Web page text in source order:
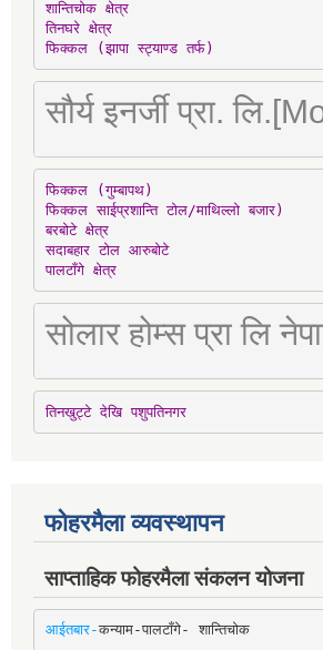
शान्तिचोक क्षेत्र
तिनघरे क्षेत्र
फिक्कल (झापा स्ट्याण्ड तर्फ)
सौर्य इनर्जी प्रा.
फिक्कल (गुम्बापथ)
फिक्कल साईप्रशान्ति टोल/माथिल्लो बजार)
बरबोटे क्षेत्र
सदाबहार टोल आरुबोटे
पालटाँगे क्षेत्र
सोलार होम्स प्रा लि
तिनखुट्टे देखि पशुपतिनगर
फोहरमैला व्यवस्थापन
साप्ताहिक फोहरमैला संकलन योजना
आईतबार-कन्याम-पालटाँगे- शान्तिचोक